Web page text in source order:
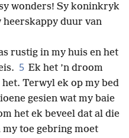
wonders! Sy koninkryk
heerskappy duur van
rustig in my huis en het
5 Ek het ’n droom
het. Terwyl ek op my bed
gesien wat my baie
het ek beveel dat al die
my toe gebring moet